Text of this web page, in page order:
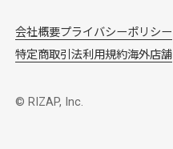
会社概要プライバシーポリシー
特定商取引法利用規約海外店舗
© RIZAP, Inc.